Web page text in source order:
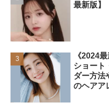
最新版】
《2024
ショート
ダー方法
のヘアア